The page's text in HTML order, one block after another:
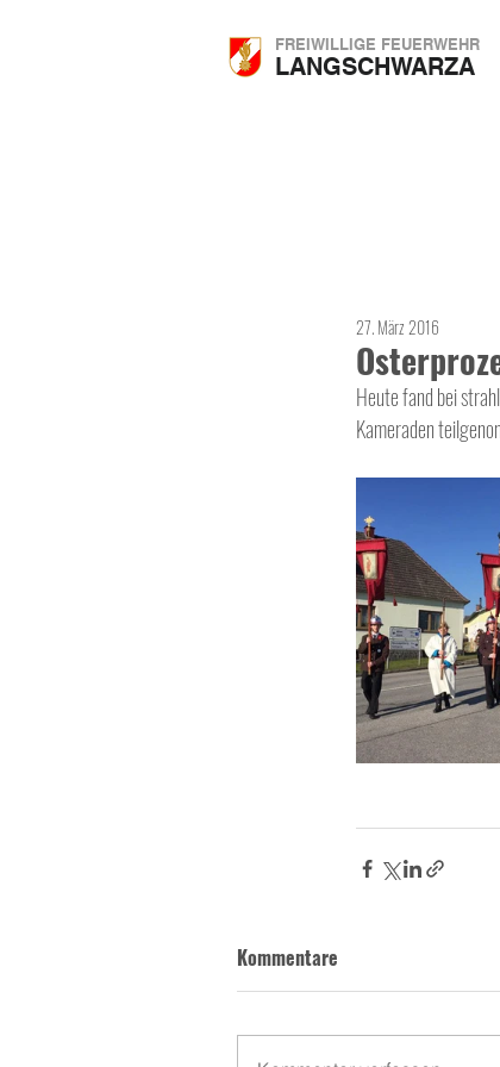
FREIWILLIGE FEUERWEHR
LANGSCHWARZA
27. März 2016
Heute fand bei
Kameraden
Kommentare